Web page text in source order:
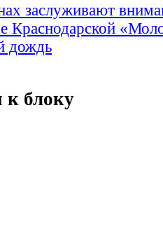
заслуживают
Краснодарской
дождь
к блоку